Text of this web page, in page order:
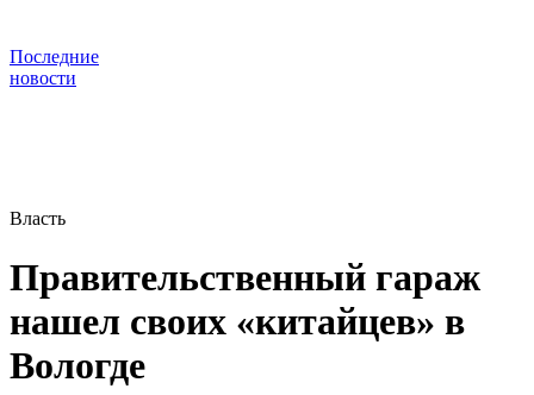
Последние
новости
Власть
Правительственный гараж
нашел своих «китайцев» в
Вологде